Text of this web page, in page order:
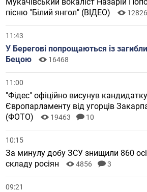
пісню "Білий янгол" (ВІДЕО)
12826
11:43
У Берегові попрощаються із
Бецою
16468
11:00
"Фідес" офіційно висунув
Європарламенту від угорців
(ФОТО)
19463 10
10:15
За минулу добу ЗСУ знищили 860
складу росіян
4856 3
09:21